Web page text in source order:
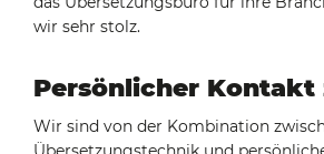
wir sehr stolz.
Persönlicher Kontakt
Wir sind von der Kombination